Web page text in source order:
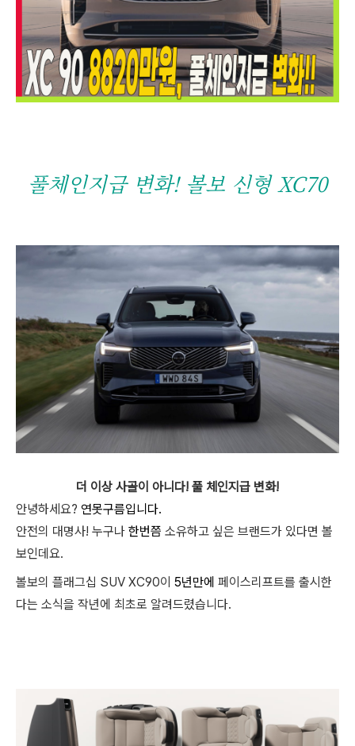
풀체인지급 변화! 볼보 신형 XC70
더 이상 사골이 아니다! 풀 체인지급 변화!
안녕하세요? 연못구름입니다.
안전의 대명사! 누구나 한번쯤 소유하고 싶은 브랜드가 있다면 볼
보인데요.
볼보의 플래그십 SUV XC90이 5년만에 페이스리프트를 출시한
다는 소식을 작년에 최초로 알려드렸습니다.